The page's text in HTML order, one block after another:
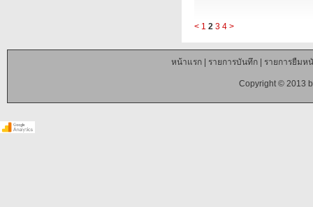
< 1 2 3 4 >
หน้าแรก| รายการบันทึก| รายการยืมห
Copyright © 2013